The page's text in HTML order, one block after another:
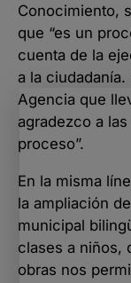
Conocimiento,
que “es un
cuenta de la
a la
Agencia que
agradezco a
proceso”.
En la misma
la ampliación
municipal
clases a niños,
obras nos